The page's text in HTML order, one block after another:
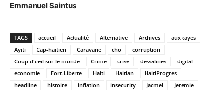
Emmanuel Saintus
TAGS accueil Actualité Alternative Archives
aux cayes
Ayiti
Cap-haitien Caravane cho
corruption
Coup d'oeil sur le monde
Crime crise dessalines
digital
economie
Fort-Liberte Haiti Haitian
HaitiProgres
headline
histoire inflation insecurity Jacmel
Jeremie